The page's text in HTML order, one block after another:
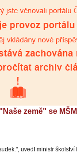
země" se
uvedl ministr školství